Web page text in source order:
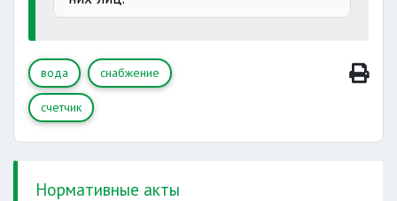
быть достигнуто
12 месяцев.
человек
человек
человек
вода снабжение
счетчик
Нормативные акты